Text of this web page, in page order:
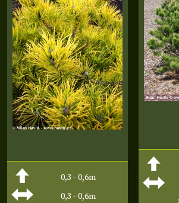
0,3 - 0,6m
0,3 - 0,6m